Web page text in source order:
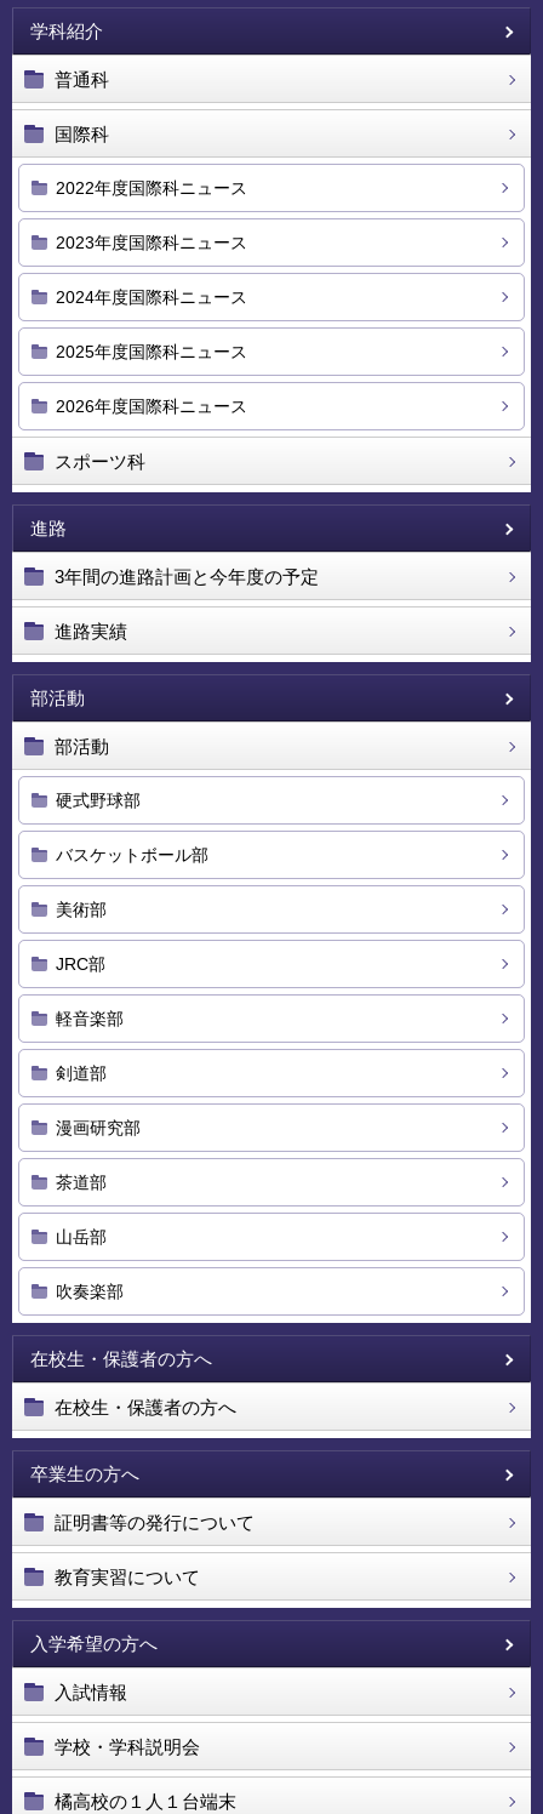
学科紹介
普通科
国際科
2022年度国際科ニュース
2023年度国際科ニュース
2024年度国際科ニュース
2025年度国際科ニュース
2026年度国際科ニュース
スポーツ科
進路
3年間の進路計画と今年度の予定
進路実績
部活動
部活動
硬式野球部
バスケットボール部
美術部
JRC部
軽音楽部
剣道部
漫画研究部
茶道部
山岳部
吹奏楽部
在校生・保護者の方へ
在校生・保護者の方へ
卒業生の方へ
証明書等の発行について
教育実習について
入学希望の方へ
入試情報
学校・学科説明会
橘高校の１人１台端末